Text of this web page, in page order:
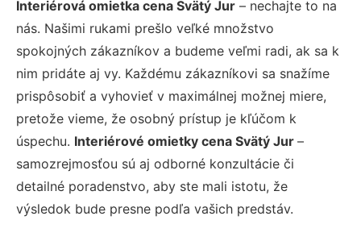
Interiérová omietka cena Svätý Jur – nechajte to na
nás. Našimi rukami prešlo veľké množstvo
spokojných zákazníkov a budeme veľmi radi, ak sa k
nim pridáte aj vy. Každému zákazníkovi sa snažíme
prispôsobiť a vyhovieť v maximálnej možnej miere,
pretože vieme, že osobný prístup je kľúčom k
úspechu. Interiérové omietky cena Svätý Jur –
samozrejmosťou sú aj odborné konzultácie či
detailné poradenstvo, aby ste mali istotu, že
výsledok bude presne podľa vašich predstáv.